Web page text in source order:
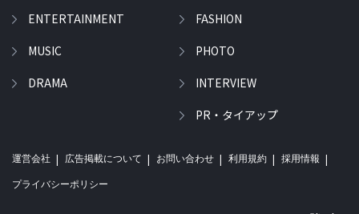
ENTERTAINMENT
MUSIC
DRAMA
FASHION
PHOTO
INTERVIEW
PR・タイアップ
運営会社 広告掲載について お問い合わせ 利用規約 採用情報
プライバシーポリシー